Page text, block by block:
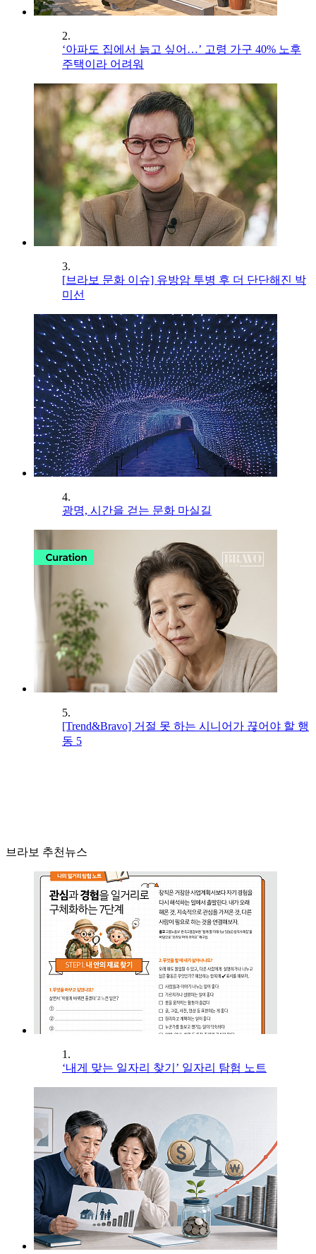
2.
‘아파도 집에서 늙고 싶어…’ 고령 가구 40% 노후
주택이라 어려워
3.
[브라보 문화 이슈] 유방암 투병 후 더 단단해진 박
미선
4.
광명, 시간을 걷는 문화 마실길
5.
[Trend&Bravo] 거절 못 하는 시니어가 끊어야 할 행
동 5
브라보 추천뉴스
1.
‘내게 맞는 일자리 찾기’ 일자리 탐험 노트